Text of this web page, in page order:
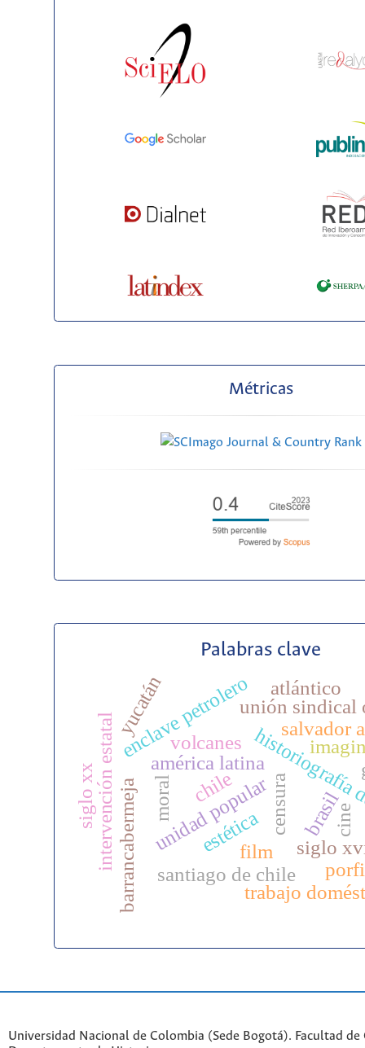
Métricas
Palabras clave
américa latina
censura cine
film
chile
salvador
unidad popular
barrancabermeja
enclave petrolero
moral
unión sindical
santiago de chile
siglo
trabajo
intervención estatal
siglo xx
yucatán
brasil
estética
volcanes
atlántico
Universidad Nacional de Colombia (Sede Bogotá). Facultad de